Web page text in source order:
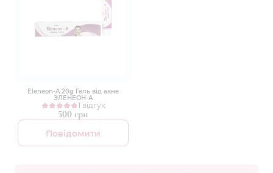
Eleneon-A 20g Гель від акне
ЭЛЕНЕОН-А
1 відгук
500 грн
Повідомити